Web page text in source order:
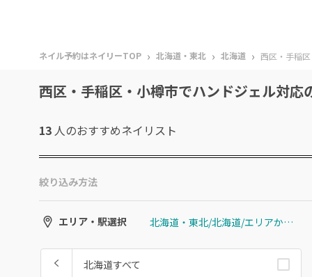
ネイル予約はネイリーTOP › 北海道・東北 › 北海道 › 西区・手稲
西区・手稲区・小樽市でハンドジェル対
13 人のおすすめネイリスト
絞り込み方法
エリア・駅選択 北海道・東北/北海道/エリアから選ぶ/西区・手稲区・小樽市
北海道すべて